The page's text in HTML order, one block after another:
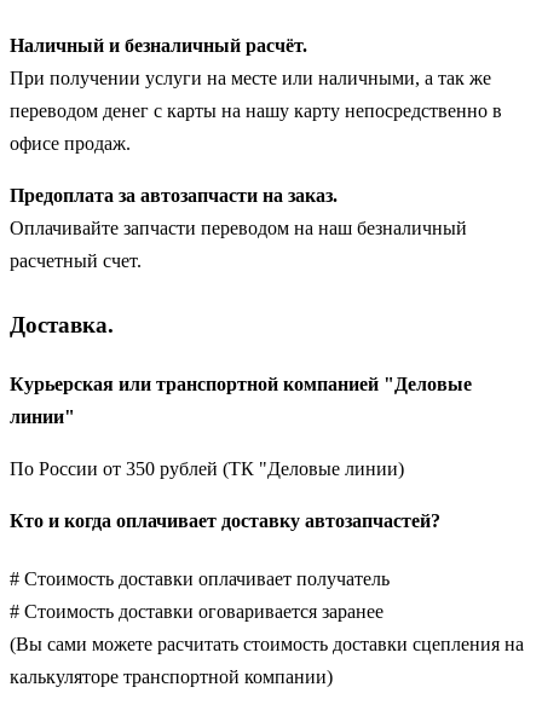
Наличный и безналичный расчёт.
При получении услуги на месте или наличными, а так же
переводом денег с карты на нашу карту непосредственно в
офисе продаж.
Предоплата за автозапчасти на заказ.
Оплачивайте запчасти переводом на наш безналичный
расчетный счет.
Доставка.
Курьерская или транспортной компанией "Деловые
линии"
По России от 350 рублей (ТК "Деловые линии)
Кто и когда оплачивает доставку автозапчастей?
# Стоимость доставки оплачивает получатель
# Стоимость доставки оговаривается заранее
(Вы сами можете расчитать стоимость доставки сцепления на
калькуляторе транспортной компании)